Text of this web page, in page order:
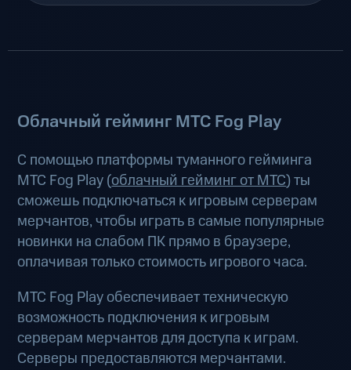
Облачный гейминг МТС Fog Play
С помощью платформы туманного гейминга
МТС Fog Play (облачный гейминг от МТС) ты
сможешь подключаться к игровым серверам
мерчантов, чтобы играть в самые популярные
новинки на слабом ПК прямо в браузере,
оплачивая только стоимость игрового часа.
МТС Fog Play обеспечивает техническую
возможность подключения к игровым
серверам мерчантов для доступа к играм.
Серверы предоставляются мерчантами.